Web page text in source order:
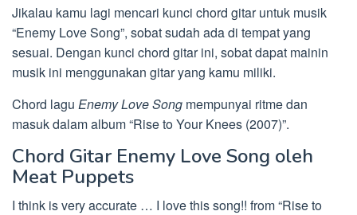
Jikalau kamu lagi mencari kunci chord gitar untuk musik
“Enemy Love Song”, sobat sudah ada di tempat yang
sesuai. Dengan kunci chord gitar ini, sobat dapat mainin
musik ini menggunakan gitar yang kamu miliki.
Chord lagu Enemy Love Song mempunyai ritme dan
masuk dalam album “Rise to Your Knees (2007)”.
Chord Gitar Enemy Love Song oleh
Meat Puppets
I think is very accurate … I love this song!! from “Rise to